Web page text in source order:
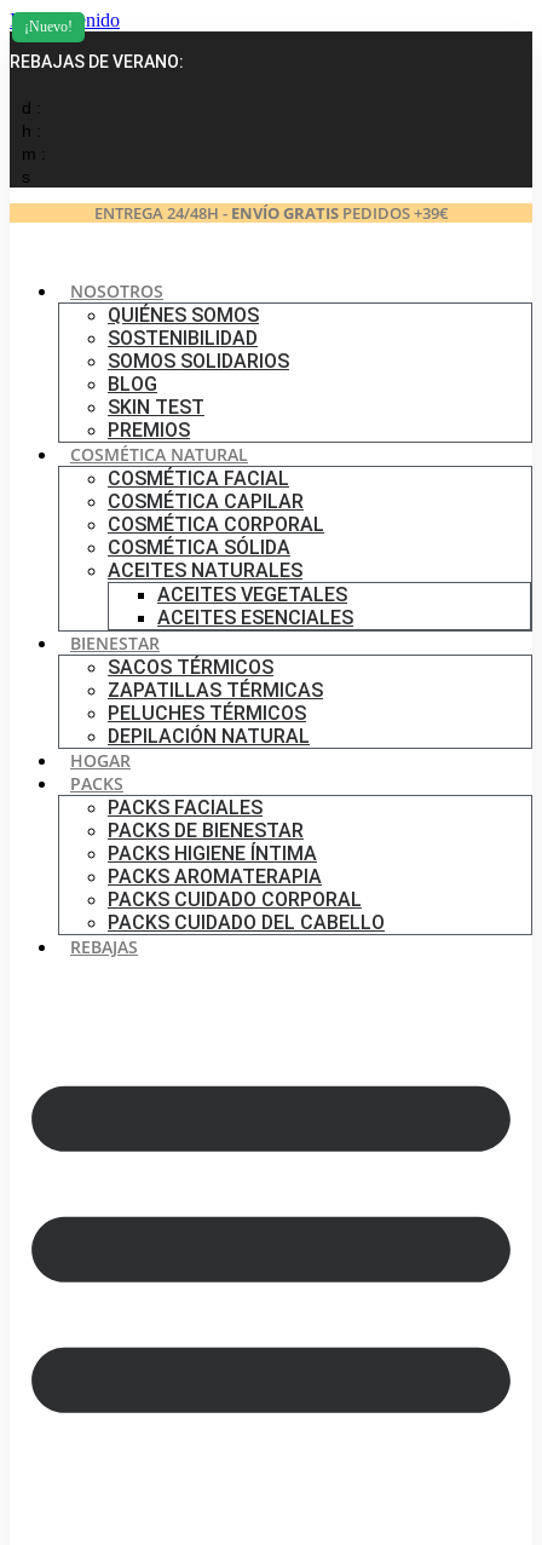
Ir al contenido
REBAJAS DE VERANO:
d :
h :
m :
s
ENTREGA 24/48H - ENVÍO GRATISPEDIDOS +39€
NOSOTROS
QUIÉNES SOMOS
SOSTENIBILIDAD
SOMOS SOLIDARIOS
BLOG
SKIN TEST
PREMIOS
COSMÉTICA NATURAL
COSMÉTICA FACIAL
COSMÉTICA CAPILAR
COSMÉTICA CORPORAL
COSMÉTICA SÓLIDA
ACEITES NATURALES
ACEITES VEGETALES
ACEITES ESENCIALES
BIENESTAR
SACOS TÉRMICOS
ZAPATILLAS TÉRMICAS
PELUCHES TÉRMICOS
DEPILACIÓN NATURAL
HOGAR
PACKS
PACKS FACIALES
PACKS DE BIENESTAR
PACKS HIGIENE ÍNTIMA
PACKS AROMATERAPIA
PACKS CUIDADO CORPORAL
PACKS CUIDADO DEL CABELLO
REBAJAS
¡Nuevo!